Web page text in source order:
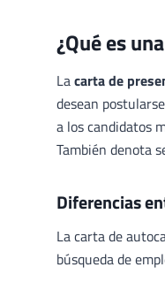
¿Qué es
Lacarta de
desean
a los candidatos
También denota
Diferencias
La carta de
búsqueda de